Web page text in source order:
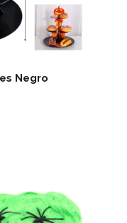
Negro
Ver detalles